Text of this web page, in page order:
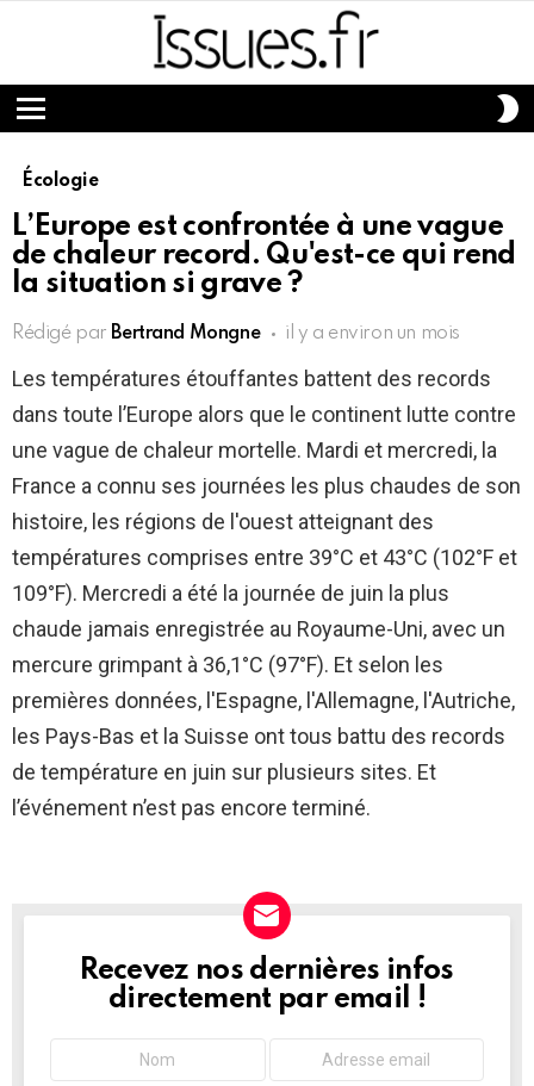
Menu
Écologie
L’Europe est confrontée à une vague
de chaleur record. Qu'est-ce qui rend
la situation si grave ?
Rédigé par Bertrand Mongne il y a environ un mois
Les températures étouffantes battent des records
dans toute l’Europe alors que le continent lutte contre
une vague de chaleur mortelle. Mardi et mercredi, la
France a connu ses journées les plus chaudes de son
histoire, les régions de l'ouest atteignant des
températures comprises entre 39°C et 43°C (102°F et
109°F). Mercredi a été la journée de juin la plus
chaude jamais enregistrée au Royaume-Uni, avec un
mercure grimpant à 36,1°C (97°F). Et selon les
premières données, l'Espagne, l'Allemagne, l'Autriche,
les Pays-Bas et la Suisse ont tous battu des records
de température en juin sur plusieurs sites. Et
l’événement n’est pas encore terminé.
NEWSLETTER
Recevez nos dernières infos
directement par email !